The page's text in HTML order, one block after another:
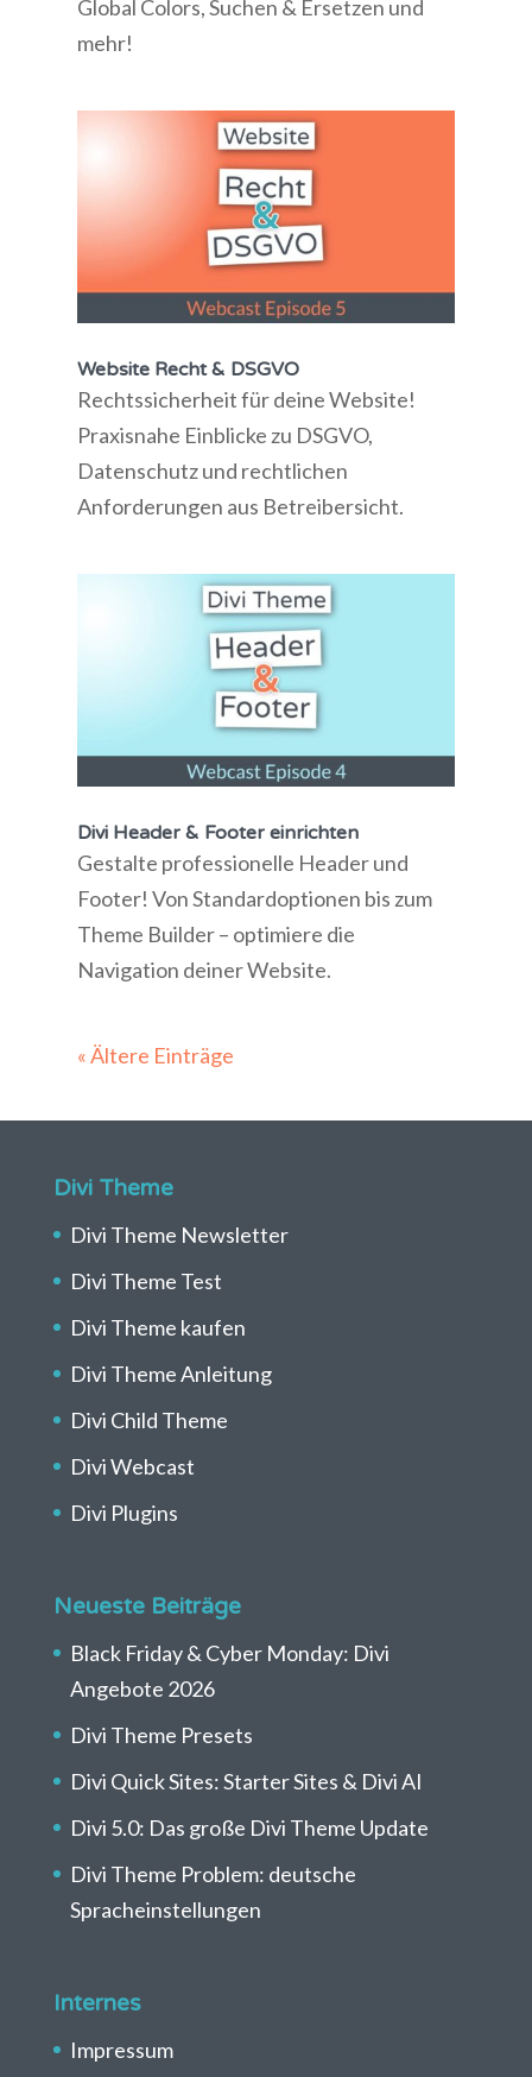
Global Colors, Suchen & Ersetzen und
mehr!
Website Recht & DSGVO
Rechtssicherheit für deine Website!
Praxisnahe Einblicke zu DSGVO,
Datenschutz und rechtlichen
Anforderungen aus Betreibersicht.
Divi Header & Footer einrichten
Gestalte professionelle Header und
Footer! Von Standardoptionen bis zum
Theme Builder – optimiere die
Navigation deiner Website.
« Ältere Einträge
Divi Theme
Divi Theme Newsletter
Divi Theme Test
Divi Theme kaufen
Divi Theme Anleitung
Divi Child Theme
Divi Webcast
Divi Plugins
Neueste Beiträge
Black Friday & Cyber Monday: Divi
Angebote 2026
Divi Theme Presets
Divi Quick Sites: Starter Sites & Divi AI
Divi 5.0: Das große Divi Theme Update
Divi Theme Problem: deutsche
Spracheinstellungen
Internes
Impressum